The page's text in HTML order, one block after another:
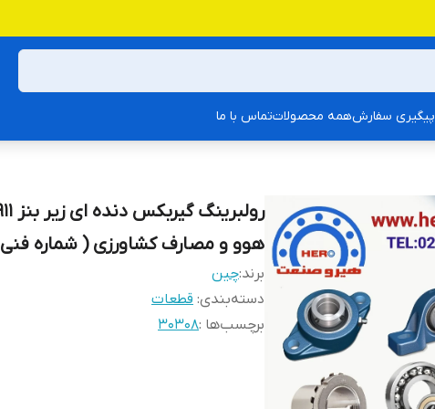
پیگیری سفارشهمه محصولاتتماس با ما
هوو و مصارف کشاورزی ( شماره فنی 30308)
برند:چین
دسته‌بندی: قطعات
برچسب‌ها :30308